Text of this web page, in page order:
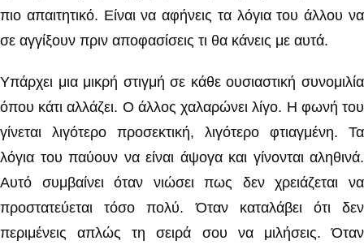
πιο απαιτητικό. Είναι να αφήνεις τα λόγια του άλλου να
σε αγγίξουν πριν αποφασίσεις τι θα κάνεις με αυτά.
Υπάρχει μια μικρή στιγμή σε κάθε ουσιαστική συνομιλία
όπου κάτι αλλάζει. Ο άλλος χαλαρώνει λίγο. Η φωνή του
γίνεται λιγότερο προσεκτική, λιγότερο φτιαγμένη. Τα
λόγια του παύουν να είναι άψογα και γίνονται αληθινά.
Αυτό συμβαίνει όταν νιώσει πως δεν χρειάζεται να
προστατεύεται τόσο πολύ. Όταν καταλάβει ότι δεν
περιμένεις απλώς τη σειρά σου να μιλήσεις. Όταν